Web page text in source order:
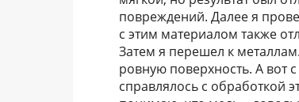
повреждений. Далее я
с этим материалом также
Затем я перешел к
ровную поверхность. А вот
справлялось с обработкой